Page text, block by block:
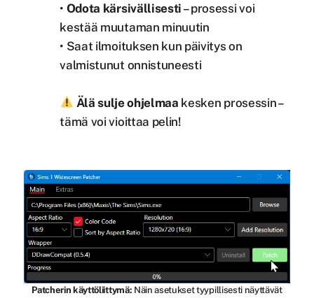
• Odota kärsivällisesti – prosessi voi
kestää muutaman minuutin
• Saat ilmoituksen kun päivitys on
valmistunut onnistuneesti
Älä sulje ohjelmaa kesken prosessin –
tämä voi vioittaa pelin!
Patcherin käyttöliittymä: Näin asetukset tyypillisesti näyttävät